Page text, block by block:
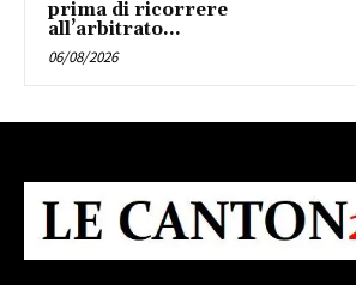
prima di ricorrere
all’arbitrato...
06/08/2026